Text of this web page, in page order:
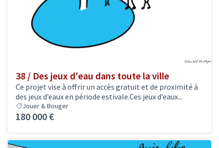
38 / Des jeux d'eau dans toute la ville
Ce projet vise à offrir un accès gratuit et de proximité à
des jeux d’eaux en période estivale.Ces jeux d’eaux...
Jouer & Bouger
180 000 €